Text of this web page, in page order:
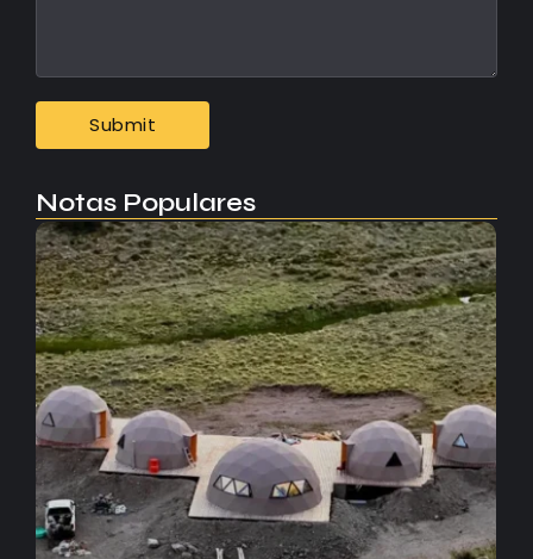
Notas Populares